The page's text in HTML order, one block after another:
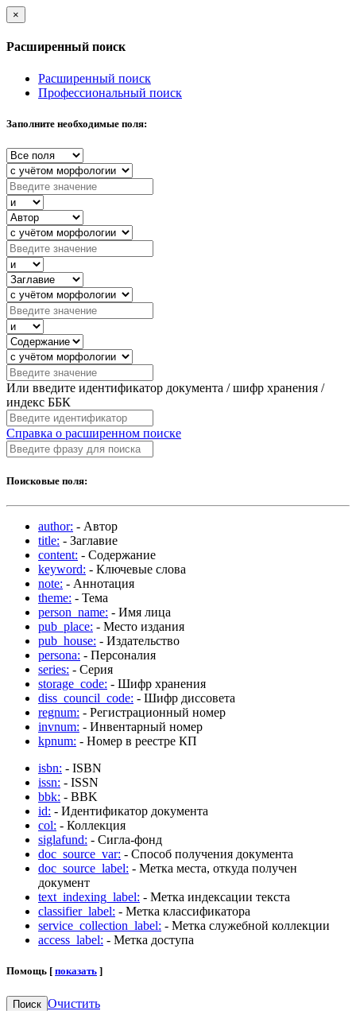
×
Расширенный поиск
Расширенный поиск
Профессиональный поиск
Заполните необходимые поля:
Или введите идентификатор документа / шифр хранения /
индекс ББК
Справка о расширенном поиске
Поисковые поля:
author: - Автор
title: - Заглавие
content: - Содержание
keyword: - Ключевые слова
note: - Аннотация
theme: - Тема
person_name: - Имя лица
pub_place: - Место издания
pub_house: - Издательство
persona: - Персоналия
series: - Серия
storage_code: - Шифр хранения
diss_council_code: - Шифр диссовета
regnum: - Регистрационный номер
invnum: - Инвентарный номер
kpnum: - Номер в реестре КП
isbn: - ISBN
issn: - ISSN
bbk: - BBK
id: - Идентификатор документа
col: - Коллекция
siglafund: - Сигла-фонд
doc_source_var: - Способ получения документа
doc_source_label: - Метка места, откуда получен
документ
text_indexing_label: - Метка индексации текста
classifier_label: - Метка классификатора
service_collection_label: - Метка служебной коллекции
access_label: - Метка доступа
Помощь [ показать ]
Поиск Очистить